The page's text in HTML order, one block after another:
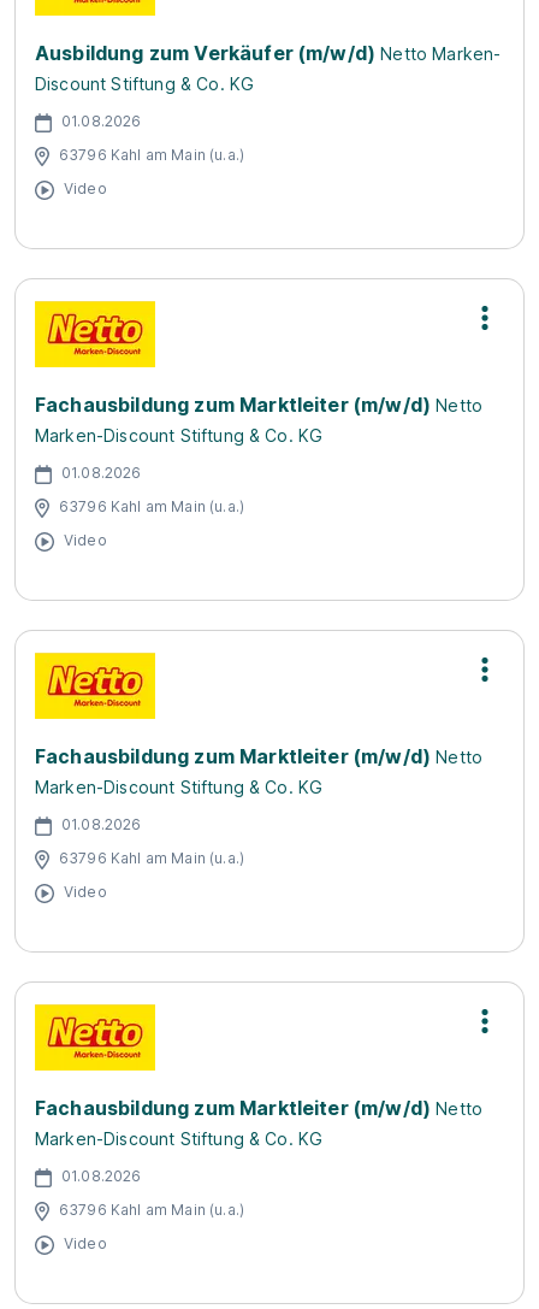
Ausbildung zum Verkäufer (m/w/d) Netto Marken-
Discount Stiftung & Co. KG
01.08.2026
63796 Kahl am Main (u.a.)
Video
Fachausbildung zum Marktleiter (m/w/d) Netto
Marken-Discount Stiftung & Co. KG
01.08.2026
63796 Kahl am Main (u.a.)
Video
Fachausbildung zum Marktleiter (m/w/d) Netto
Marken-Discount Stiftung & Co. KG
01.08.2026
63796 Kahl am Main (u.a.)
Video
Fachausbildung zum Marktleiter (m/w/d) Netto
Marken-Discount Stiftung & Co. KG
01.08.2026
63796 Kahl am Main (u.a.)
Video